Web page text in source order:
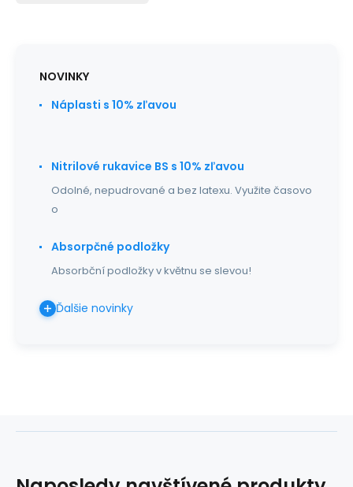
NOVINKY
Náplasti s 10% zľavou
Nitrilové rukavice BS s 10% zľavou
Odolné, nepudrované a bez latexu. Využite časovo
o
Absorpčné podložky
Absorbční podložky v květnu se slevou!
Ďalšie novinky